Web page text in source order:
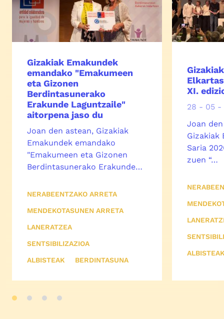
Gizakiak Emakundek
emandako "Emakumeen
eta Gizonen
Berdintasunerako
Erakunde Laguntzaile"
aitorpena jaso du
Joan den astean, Gizakiak
Emakundek emandako
"Emakumeen eta Gizonen
Berdintasunerako Erakunde…
NERABEENTZAKO ARRETA
MENDEKOTASUNEN ARRETA
LANERATZEA
SENTSIBILIZAZIOA
ALBISTEAK BERDINTASUNA
XI.
28 - 05 -
Joan
Gizakiak
Saria
zuen “…